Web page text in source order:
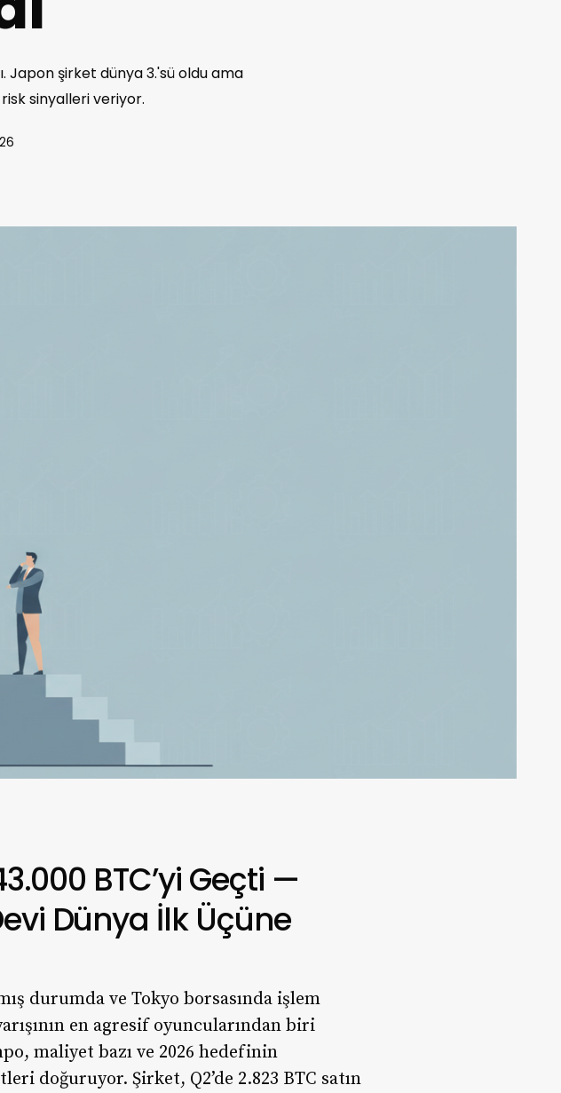
Japon şirket dünya 3.'sü oldu ama
sinyalleri veriyor.
BTC’yi Geçti —
Dünya İlk Üçüne
durumda ve Tokyo borsasında işlem
en agresif oyuncularından biri
maliyet bazı ve 2026 hedefinin
doğuruyor. Şirket, Q2’de 2.823 BTC satın